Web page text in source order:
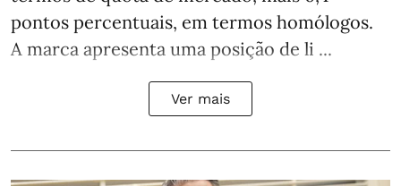
pontos percentuais, em termos homólogos.
A marca apresenta uma posição de li ...
Ver mais